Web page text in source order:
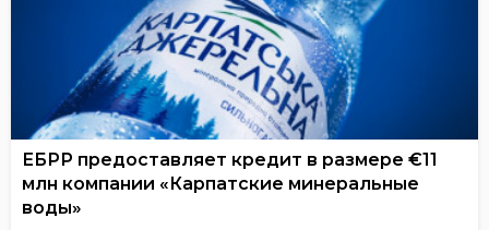
ЕБРР предоставляет кредит в размере €11
млн компании «Карпатские минеральные
воды»